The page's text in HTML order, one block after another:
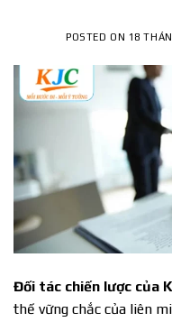
POSTED ON 18
Đối tác chiến lược của
thế vững chắc của liên